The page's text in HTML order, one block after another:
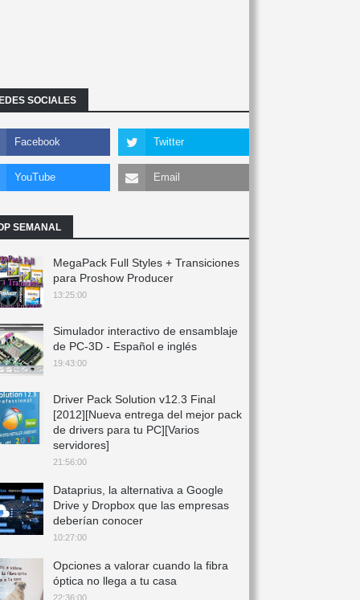
SOCIALES
SEMANAL
MegaPack Full Styles + Transiciones
para Proshow Producer
13:25:00
Simulador interactivo de ensamblaje
de PC-3D - Español e inglés
19:43:00
Driver Pack Solution v12.3 Final
[2012][Nueva entrega del mejor pack
de drivers para tu PC][Varios
servidores]
21:56:00
Dataprius, la alternativa a Google
Drive y Dropbox que las empresas
deberían conocer
10:27:00
Opciones a valorar cuando la fibra
óptica no llega a tu casa
22:36:00